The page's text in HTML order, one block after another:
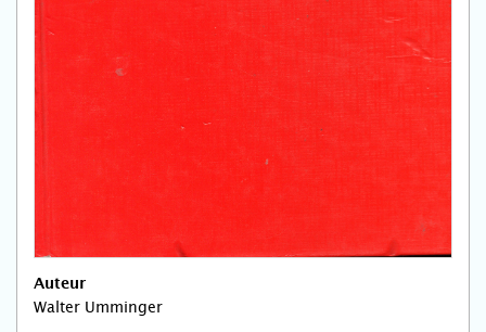
Auteur
Walter Umminger